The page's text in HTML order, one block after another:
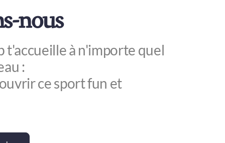
nous
t'accueille à n'importe quel
:
ce sport fun et